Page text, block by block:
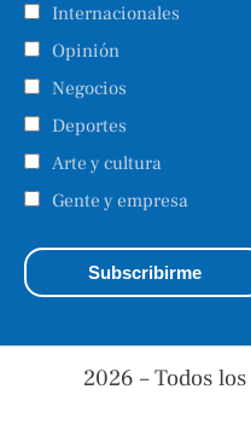
Internacionales
Opinión
Negocios
Deportes
Arte y cultura
Gente y empresa
2026 – Todos